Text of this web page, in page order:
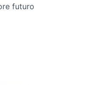
futuro